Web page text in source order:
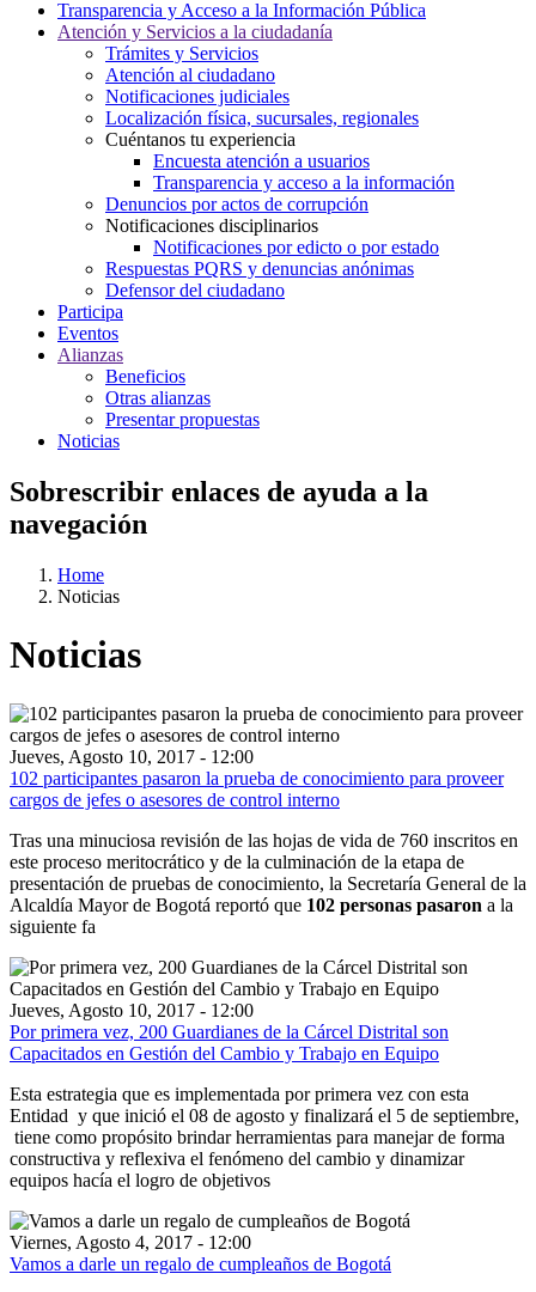
Transparencia y Acceso a la Información Pública
Atención y Servicios a la ciudadanía
Trámites y Servicios
Atención al ciudadano
Notificaciones judiciales
Localización física, sucursales, regionales
Cuéntanos tu experiencia
Encuesta atención a usuarios
Transparencia y acceso a la información
Denuncios por actos de corrupción
Notificaciones disciplinarios
Notificaciones por edicto o por estado
Respuestas PQRS y denuncias anónimas
Defensor del ciudadano
Participa
Eventos
Alianzas
Beneficios
Otras alianzas
Presentar propuestas
Noticias
Sobrescribir enlaces de ayuda a la
navegación
Home
Noticias
Noticias
Jueves, Agosto 10, 2017 - 12:00
102 participantes pasaron la prueba de conocimiento para proveer
cargos de jefes o asesores de control interno
Tras una minuciosa revisión de las hojas de vida de 760 inscritos en
este proceso meritocrático y de la culminación de la etapa de
presentación de pruebas de conocimiento, la Secretaría General de la
Alcaldía Mayor de Bogotá reportó que 102 personas pasaron a la
siguiente fa
Jueves, Agosto 10, 2017 - 12:00
Por primera vez, 200 Guardianes de la Cárcel Distrital son
Capacitados en Gestión del Cambio y Trabajo en Equipo
Esta estrategia que es implementada por primera vez con esta
Entidad y que inició el 08 de agosto y finalizará el 5 de septiembre,
tiene como propósito brindar herramientas para manejar de forma
constructiva y reflexiva el fenómeno del cambio y dinamizar
equipos hacía el logro de objetivos
Viernes, Agosto 4, 2017 - 12:00
Vamos a darle un regalo de cumpleaños de Bogotá